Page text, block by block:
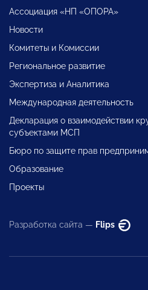
Ассоциация «НП «ОПОРА»
Новости
Комитеты и Комиссии
Региональное развитие
Экспертиза и Аналитика
Международная деятельность
Декларация о взаимодействии
субъектами МСП
Бюро по защите прав
Образование
Проекты
Разработка сайта — Flips